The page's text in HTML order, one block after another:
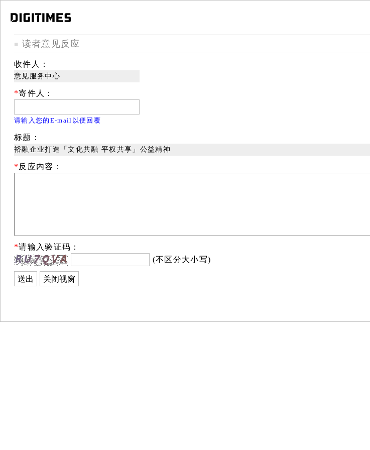
■ 读者意见反应
收件人：
意见服务中心
*寄件人：
请输入您的E-mail以便回覆
标题：
裕融企业打造「文化共融 平权共享」公益精神
* 反应内容：
*请输入验证码：
(不区分大小写)